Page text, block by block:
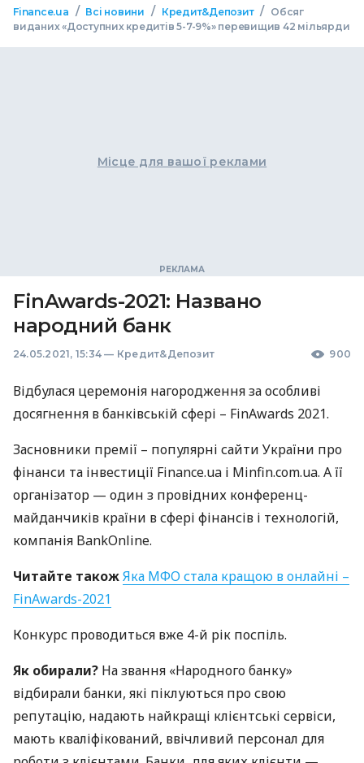
Finance.ua / Всі новини / Кредит&Депозит / Обсяг
виданих «Доступних кредитів 5-7-9%» перевищив 42 мільярди
Місце для вашої реклами
FinAwards-2021: Названо
народний банк
24.05.2021, 15:34 — Кредит&Депозит 900
Відбулася церемонія нагородження за особливі
досягнення в банківській сфері – FinAwards 2021.
Засновники премії – популярні сайти України про
фінанси та інвестиції Finance.ua і Minfin.com.ua. А її
організатор — один з провідних конференц-
майданчиків країни в сфері фінансів і технологій,
компанія BankOnline.
Читайте такожЯка МФОстала кращою в онлайні –
FinAwards-2021
Конкурс проводиться вже 4-й рік поспіль.
Як обирали? На звання «Народного банку»
відбирали банки, які піклуються про свою
репутацію, надають найкращі клієнтські сервіси,
мають кваліфікований, ввічливий персонал для